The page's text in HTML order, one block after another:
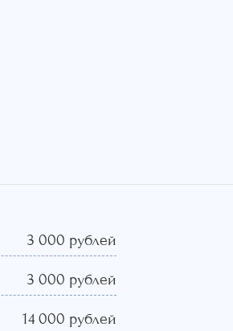
3 000 рублей
3 000 рублей
14 000 рублей